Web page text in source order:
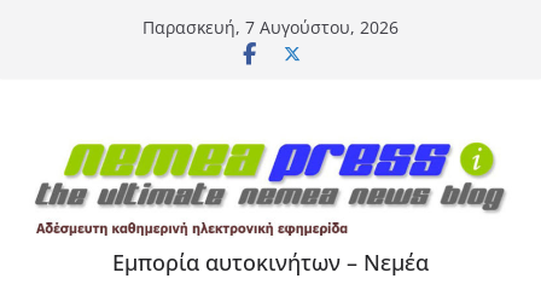
Παρασκευή, 7 Αυγούστου, 2026
Εμπορία αυτοκινήτων – Νεμέα